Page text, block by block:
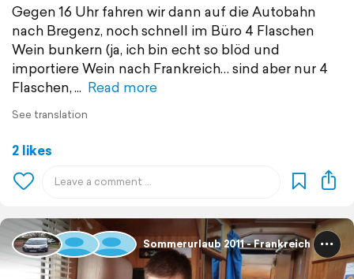
Gegen 16 Uhr fahren wir dann auf die Autobahn
nach Bregenz, noch schnell im Büro 4 Flaschen
Wein bunkern (ja, ich bin echt so blöd und
importiere Wein nach Frankreich… sind aber nur 4
Flaschen,
Read more
See translation
2 likes
Sommerurlaub 2011 - Frankreich